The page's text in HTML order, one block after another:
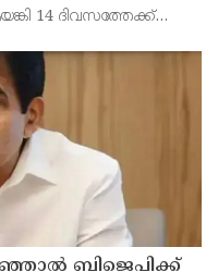
14 ദിവസത്തേക്ക്
തലശേരി സബ്
ബിജെപിക്ക്